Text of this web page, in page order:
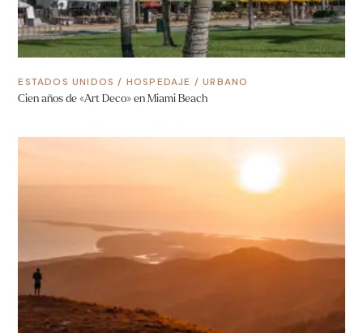
ESTADOS UNIDOS / HOSPEDAJE /URBANO
Cien años de «Art Deco» en Miami Beach